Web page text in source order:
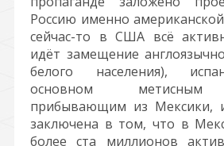
Россию именно
сейчас-то в США всё
идёт замещение
белого населения),
основном метисным
прибывающим из Мексики,
заключена в том, что в
более ста миллионов